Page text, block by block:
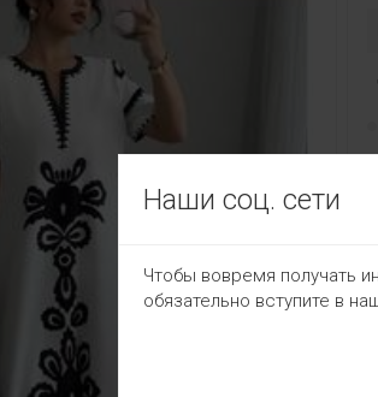
Наши соц. сети
Чтобы вовремя получать
обязательно вступите в